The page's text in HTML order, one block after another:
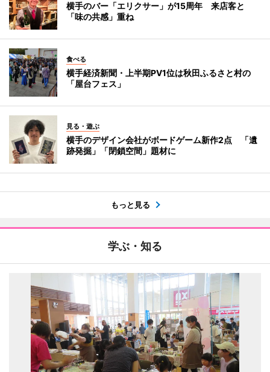
横手のバー「エリクサー」が15周年 来店客と
「味の共感」重ね
食べる
横手経済新聞・上半期PV1位は秋田ふるさと村の
「屋台フェス」
見る・遊ぶ
横手のデザイン会社がボードゲーム新作2点 「遺
跡発掘」「閉鎖空間」題材に
もっと見る
学ぶ・知る